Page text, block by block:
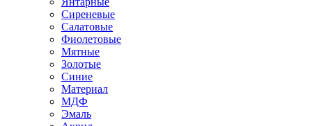
Сиреневые
Салатовые
Фиолетовые
Мятные
Золотые
Синие
Материал
МДФ
Эмаль